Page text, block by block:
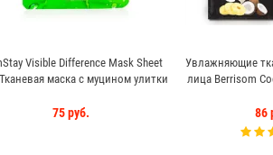
Visible Difference Mask Sheet
маска с муцином улитки
75 руб.
Увлажняющие
лица Berrisom
86